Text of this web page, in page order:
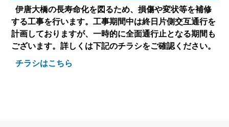
伊唐大橋の長寿命化を図るため、損傷や変状等を補修
する工事を行います。工事期間中は終日片側交互通行を
計画しておりますが、一時的に全面通行止となる期間も
ございます。詳しくは下記のチラシをご確認ください。
チラシはこちら